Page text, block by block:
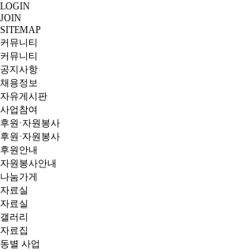
LOGIN
JOIN
SITEMAP
커뮤니티
커뮤니티
공지사항
채용정보
자유게시판
사업참여
후원·자원봉사
후원·자원봉사
후원안내
자원봉사안내
나눔가게
자료실
자료실
갤러리
자료집
동별 사업